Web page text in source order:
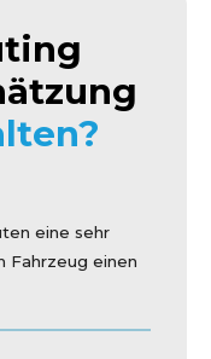
eine sehr
Fahrzeug einen